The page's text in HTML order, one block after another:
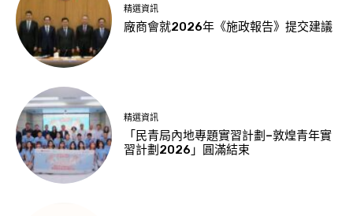
精選資訊
廠商會就2026年《施政報告》提交建議
精選資訊
「民青局內地專題實習計劃–敦煌青年實
習計劃2026」圓滿結束